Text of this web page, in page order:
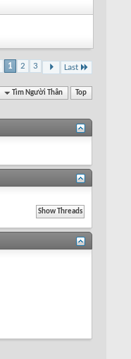
1 2 3 Last
Tìm Người Thân Top